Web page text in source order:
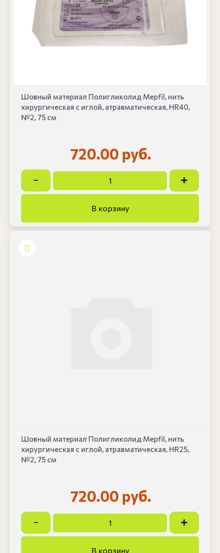
Шовный материал Полигликолид Mepfil, нить
хирургическая с иглой, атравматическая, HR40,
№2, 75 см
720.00 руб.
Шовный материал Полигликолид Mepfil, нить
хирургическая с иглой, атравматическая, HR25,
№2, 75 см
720.00 руб.